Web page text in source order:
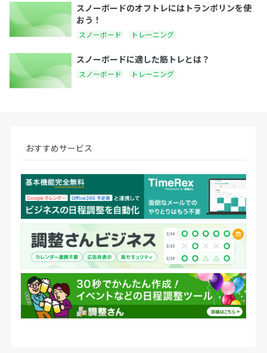
スノーボードのオフトレにはトランポリンを使
おう！
スノーボード トレーニング
スノーボードに適した筋トレとは？
スノーボード トレーニング
おすすめサービス